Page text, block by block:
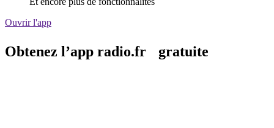
Ouvrir l'app
Obtenez l’app radio.fr gratuite